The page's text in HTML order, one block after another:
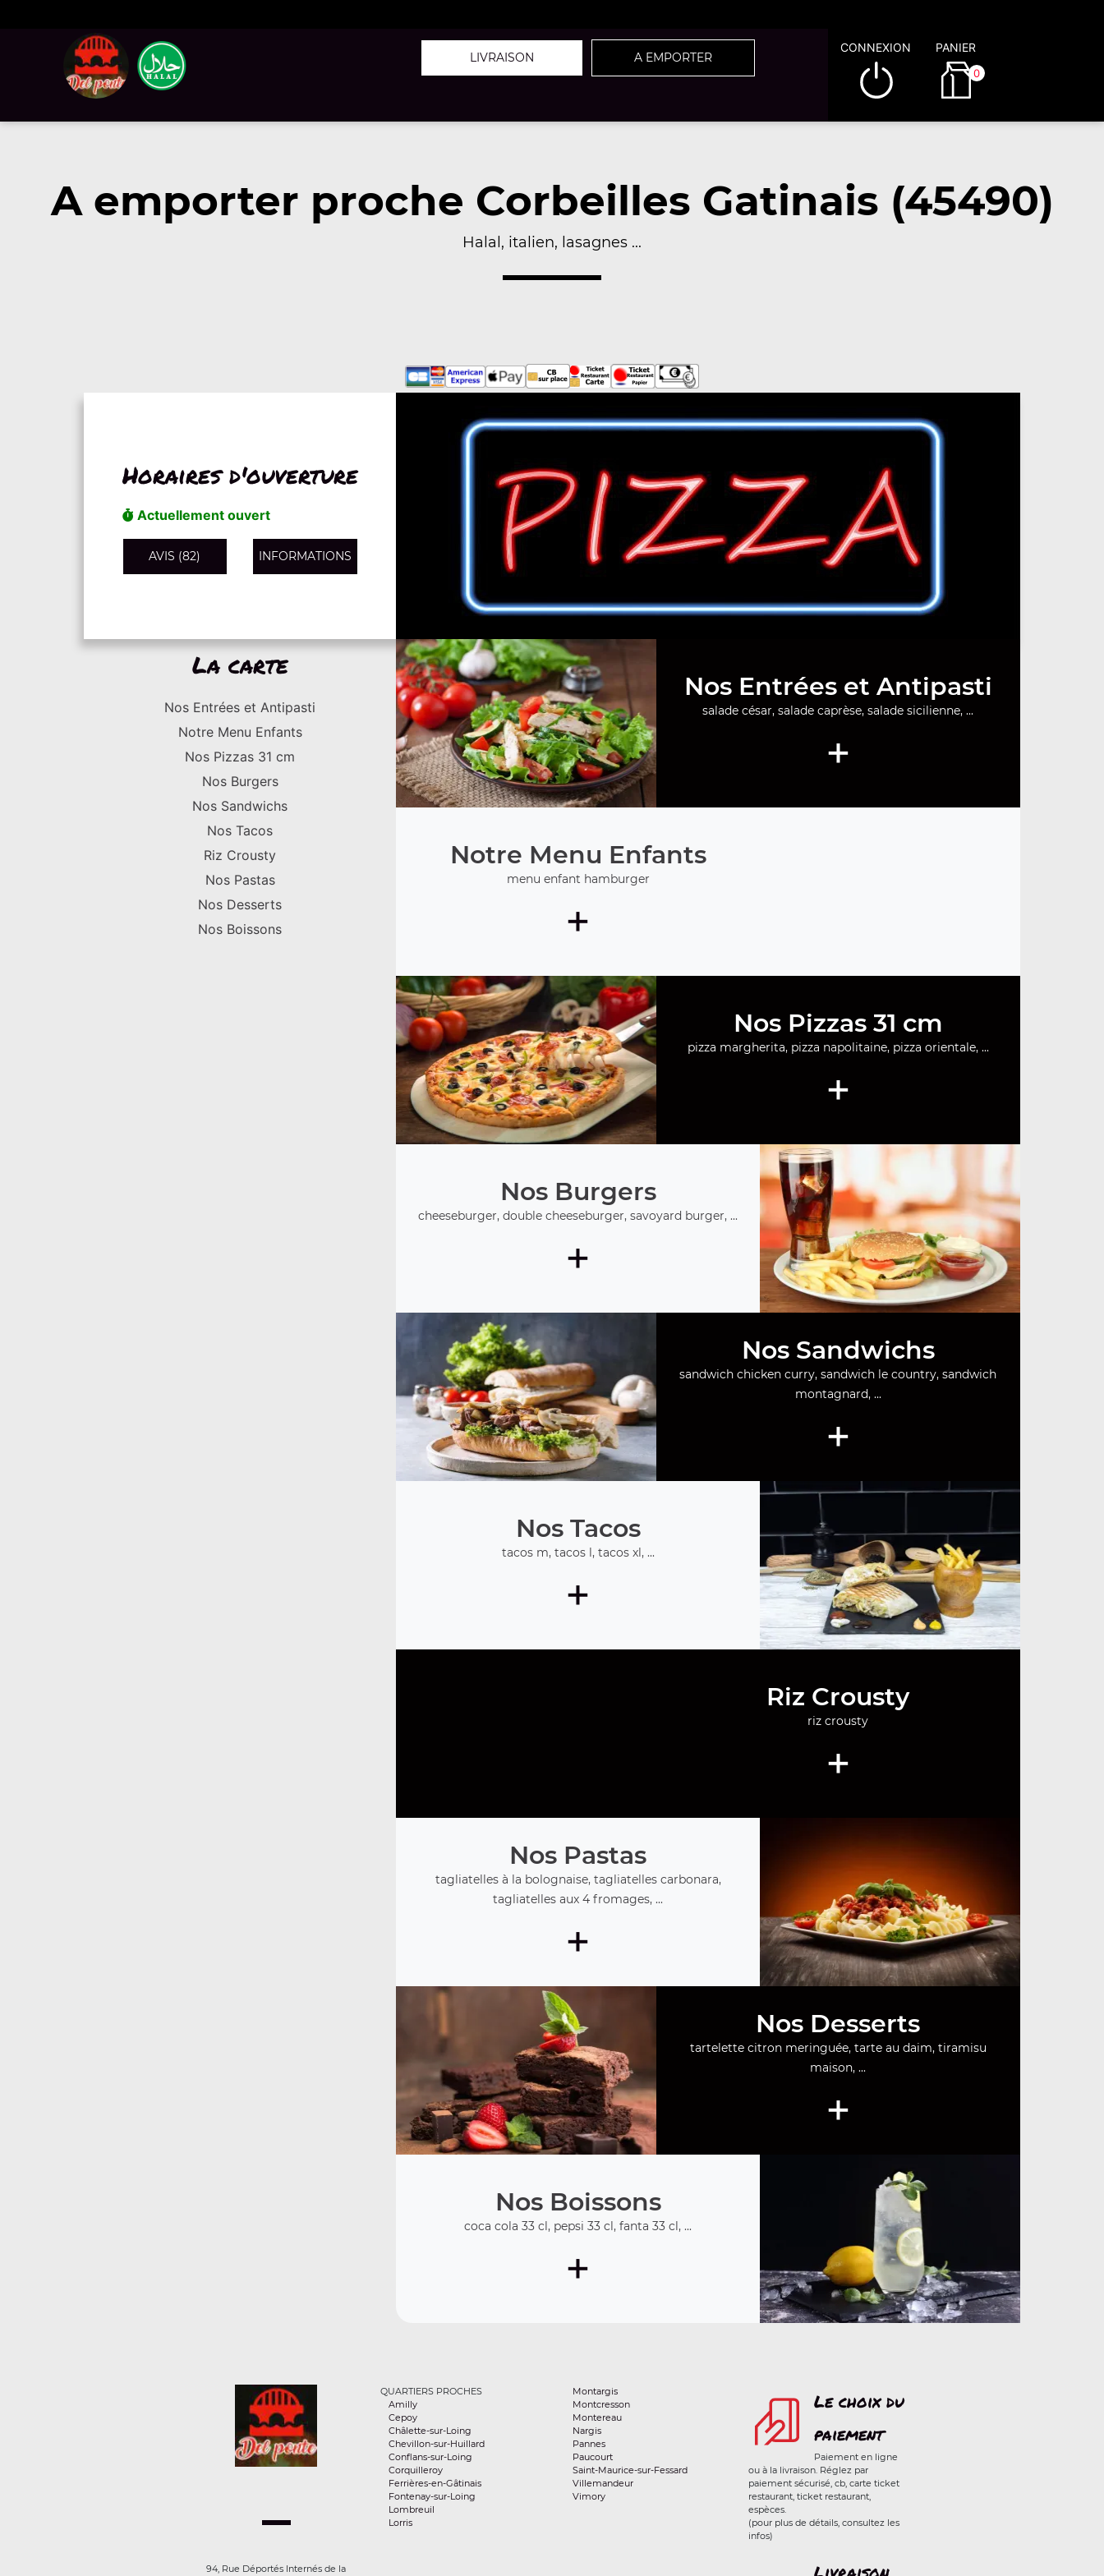
LIVRAISON A EMPORTER
CONNEXION PANIER
0
A emporter proche Corbeilles Gatinais (45490)
Halal, italien, lasagnes ...
Horaires d'ouverture
Actuellement ouvert
AVIS (82) INFORMATIONS
La carte
Nos Entrées et Antipasti
Notre Menu Enfants
Nos Pizzas 31 cm
Nos Burgers
Nos Sandwichs
Nos Tacos
Riz Crousty
Nos Pastas
Nos Desserts
Nos Boissons
Nos Entrées et Antipasti
salade césar, salade caprèse, salade sicilienne, ...
+
Notre Menu Enfants
menu enfant hamburger
+
Nos Pizzas 31 cm
pizza margherita, pizza napolitaine, pizza orientale, ...
+
Nos Burgers
cheeseburger, double cheeseburger, savoyard burger, ...
+
Nos Sandwichs
sandwich chicken curry, sandwich le country, sandwich
montagnard, ...
+
Nos Tacos
tacos m, tacos l, tacos xl, ...
+
Riz Crousty
riz crousty
+
Nos Pastas
tagliatelles à la bolognaise, tagliatelles carbonara,
tagliatelles aux 4 fromages, ...
+
Nos Desserts
tartelette citron meringuée, tarte au daim, tiramisu
maison, ...
+
Nos Boissons
coca cola 33 cl, pepsi 33 cl, fanta 33 cl, ...
+
94, Rue Déportés Internés de la
QUARTIERS PROCHES
Amilly
Cepoy
Châlette-sur-Loing
Chevillon-sur-Huillard
Conflans-sur-Loing
Corquilleroy
Ferrières-en-Gâtinais
Fontenay-sur-Loing
Lombreuil
Lorris
Montargis
Montcresson
Montereau
Nargis
Pannes
Paucourt
Saint-Maurice-sur-Fessard
Villemandeur
Vimory
Le choix du
paiement
Paiement en ligne
ou à la livraison. Réglez par
paiement sécurisé, cb, carte ticket
restaurant, ticket restaurant,
espèces.
(pour plus de détails, consultez les
infos)